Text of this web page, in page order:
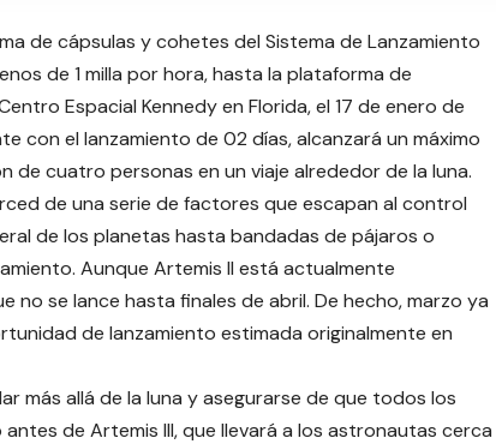
de cápsulas y cohetes del Sistema de Lanzamiento
de 1 milla por hora, hasta la plataforma de
Espacial Kennedy en Florida, el 17 de enero de
con el lanzamiento de 02 días, alcanzará un máximo
de cuatro personas en un viaje alrededor de la luna.
de una serie de factores que escapan al control
de los planetas hasta bandadas de pájaros o
Aunque Artemis II está actualmente
no se lance hasta finales de abril. De hecho, marzo ya
de lanzamiento estimada originalmente en
más allá de la luna y asegurarse de que todos los
de Artemis III, que llevará a los astronautas cerca